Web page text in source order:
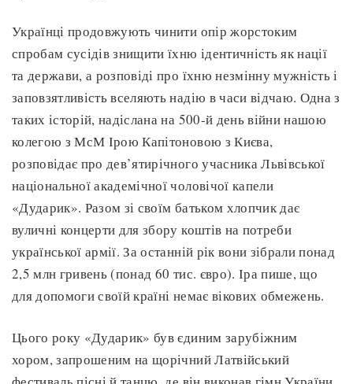
Українці продовжують чинити опір жорстоким
спробам сусідів знищити їхню ідентичність як нації
та держави, а розповіді про їхню незмінну мужність і
заповзятливість вселяють надію в часи відчаю. Одна з
таких історій, надіслана на 500-й день війни нашою
колегою з МсМ Ірою Капітоновою з Києва,
розповідає про дев’ятирічного учасника Львівської
національної академічної чоловічої капели
«Дударик». Разом зі своїм батьком хлопчик дає
вуличні концерти для збору коштів на потреби
української армії. За останній рік вони зібрали понад
2,5 млн гривень (понад 60 тис. євро). Іра пише, що
для допомоги своїй країні немає вікових обмежень.
Цього року «Дударик» був єдиним зарубіжним
хором, запрошеним на щорічний Латвійський